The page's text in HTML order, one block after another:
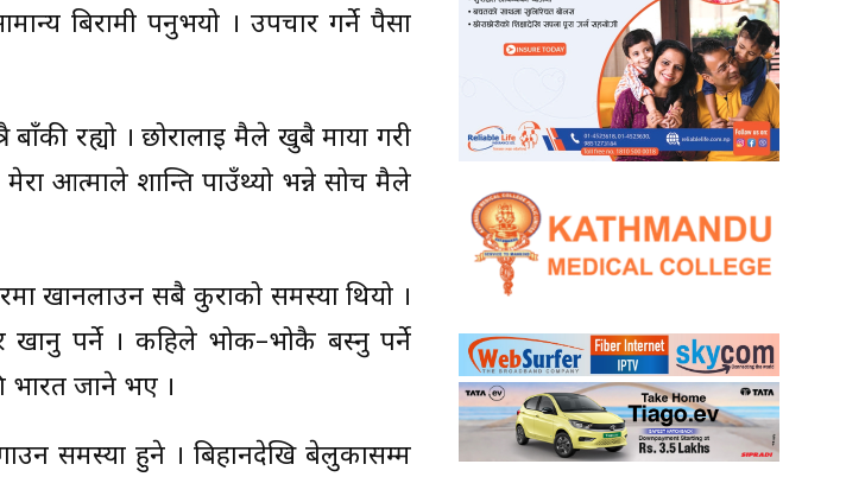
बिरामी पर्नुभयो । उपचार गर्ने पैसा
बाँकी रह्यो । छोरालाई मैले खुबै माया गरी
मेरा आत्माले शान्ति पाउँथ्यो भन्ने सोच मैले
खानलाउन सबै कुराको समस्या थियो ।
पर्ने । कहिले भोक–भोकै बस्नु पर्ने
भारत जाने भए ।
समस्या हुने । बिहानदेखि बेलुकासम्म